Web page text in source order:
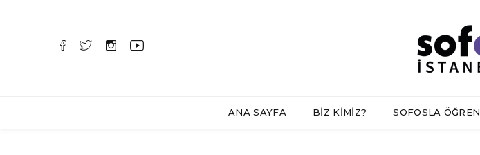
ANA SAYFA BİZ KİMİZ? SOFOSLA ÖĞREN